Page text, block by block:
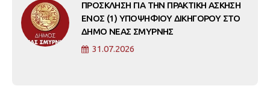
ΠΡΟΣΚΛΗΣΗ ΓΙΑ ΤΗΝ ΠΡΑΚΤΙΚΗ ΑΣΚΗΣΗ
ΕΝΟΣ (1) ΥΠΟΨΗΦΙΟΥ ΔΙΚΗΓΟΡΟΥ ΣΤΟ
ΔΗΜΟ ΝΕΑΣ ΣΜΥΡΝΗΣ
31.07.2026